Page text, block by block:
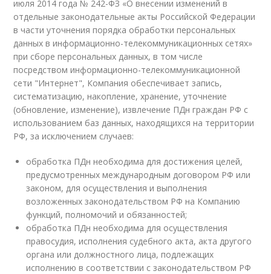
июля 2014 года № 242-ФЗ «О внесении изменений в
отдельные законодательные акты Российской Федерации
в части уточнения порядка обработки персональных
данных в информационно-телекоммуникационных сетях»
при сборе персональных данных, в том числе
посредством информационно-телекоммуникационной
сети "Интернет", Компания обеспечивает запись,
систематизацию, накопление, хранение, уточнение
(обновление, изменение), извлечение ПДн граждан РФ с
использованием баз данных, находящихся на территории
РФ, за исключением случаев:
обработка ПДн необходима для достижения целей,
предусмотренных международным договором РФ или
законом, для осуществления и выполнения
возложенных законодательством РФ на Компанию
функций, полномочий и обязанностей;
обработка ПДн необходима для осуществления
правосудия, исполнения судебного акта, акта другого
органа или должностного лица, подлежащих
исполнению в соответствии с законодательством РФ